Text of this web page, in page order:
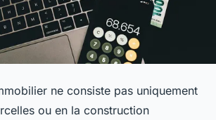
ne consiste pas uniquement
ou en la construction